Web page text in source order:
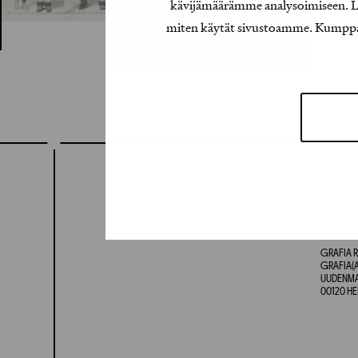
kävijämäärämme analysoimiseen.
miten käytät sivustoamme.
GRAFIA
00120